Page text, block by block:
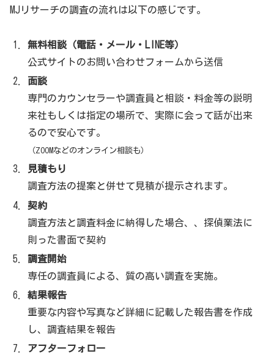
を活用しています。
#浮気 #不倫 #調査 を始め、#人探し
#相続人探
し
#婚前調査
調査
#嫌がらせ証拠 #ストーカー対策 #データ復
元 #フォレンジックを得意とする精鋭探偵社MJ
リサーチ
24時間365日対応 無料相談
➿0120979383
pic.twitter.com/S6nQnvhcjc— MJリサーチ 綜
合探偵社 浮気・不倫調査（公式）
(@MJ_Research2020)April 6, 2022
MJリサーチのよくある質問
に関して疑問・質問などよくある質問をまとめ
ました
MJリサーチの調査の流れは以下の感じです。
無料相談（電話・メール・LINE等）
公式サイトのお問い合わせフォームから送信
面談
専門のカウンセラーや調査員と相談・料金等の説明
来社もしくは指定の場所で、実際に会って話が出来
るので安心です。
（ZOOMなどのオンライン相談も）
見積もり
調査方法の提案と併せて見積が提示されます。
契約
調査方法と調査料金に納得した場合、、探偵業法に
則った書面で契約
調査開始
専任の調査員による、質の高い調査を実施。
結果報告
重要な内容や写真など詳細に記載した報告書を作成
し、調査結果を報告
アフターフォロー